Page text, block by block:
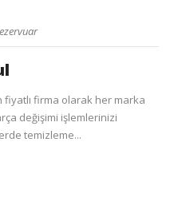
firma olarak her marka
değişimi işlemlerinizi
temizleme...